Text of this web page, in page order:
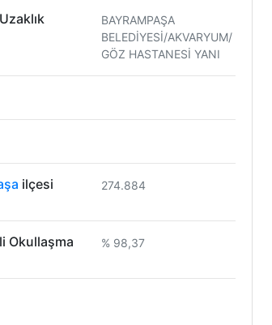
BAYRAMPAŞA
BELEDİYESİ/AKVARYUM/
GÖZ HASTANESİ YANI
ilçesi
274.884
Okullaşma
% 98,37